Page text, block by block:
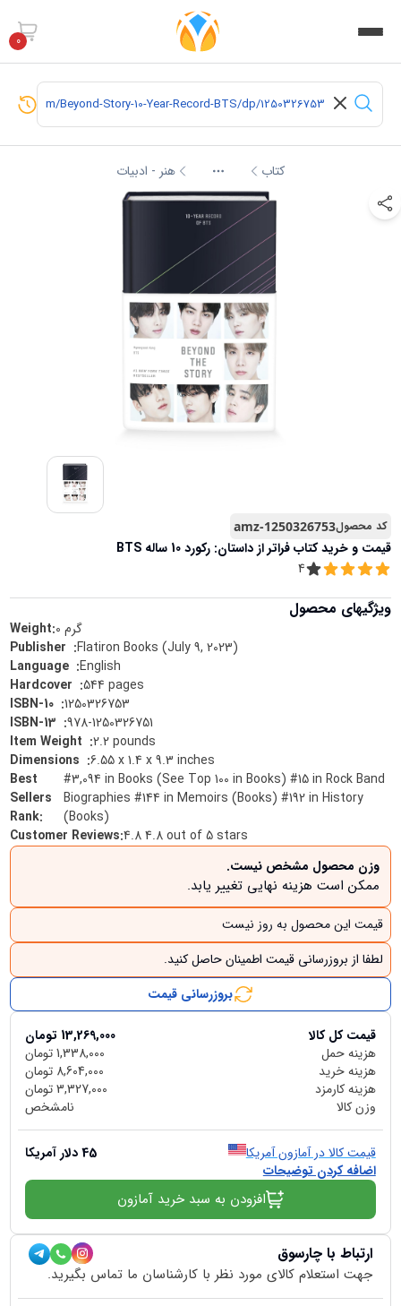
0
کتاب More هنر - ادبیات
کد محصولamz-1250326753
قیمت و خریدکتاب فراتر از داستان: رکورد 10 ساله BTS
4
ویژگیهای محصول
Weight:0 گرم
:Flatiron Books (July 9, 2023)
:English
:544 pages
:1250326753
:978-1250326751
:2.2 pounds
:6.55 x 1.4 x 9.3 inches
Best
Sellers
Rank:
#3,094 in Books (See Top 100 in Books) #15 in Rock Band
Biographies #144 in Memoirs (Books) #192 in History
(Books)
Customer Reviews:4.8 4.8 out of 5 stars
وزن محصول مشخص نیست.
ممکن است هزینه نهایی تغییر یابد.
قیمت این محصول به روز نیست
لطفا از بروزرسانی قیمت اطمینان حاصل کنید.
بروزرسانی قیمت
قیمت کل کالا 13,269,000 تومان
هزینه حمل
1,338,000تومان
هزینه خرید
8,604,000 تومان
هزینه کارمزد
3,327,000تومان
وزن کالا
نامشخص
قیمت کالا در آمازون آمریکا 45دلار آمریکا
اضافه کردن توضیحات
افزودن به سبد خرید آمازون
ارتباط با چارسوق
جهت استعلام کالای مورد نظر با کارشناسان ما تماس بگیرید.